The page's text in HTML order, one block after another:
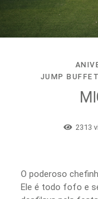
JUMP
2313
O poderoso
Ele é todo fofo e